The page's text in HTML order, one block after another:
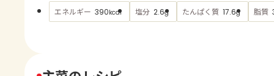
エネルギー 390kcal 塩分 2.6g たんぱく質 17.6g 脂質